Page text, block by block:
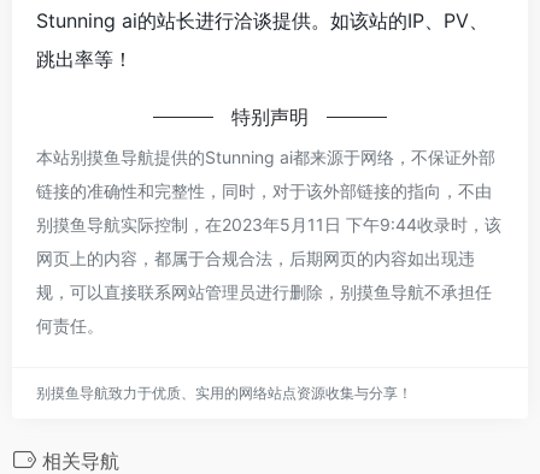
Stunning ai的站长进行洽谈提供。如该站的IP、PV、
跳出率等！
特别声明
本站别摸鱼导航提供的Stunning ai都来源于网络，不保证外部
链接的准确性和完整性，同时，对于该外部链接的指向，不由
别摸鱼导航实际控制，在2023年5月11日 下午9:44收录时，该
网页上的内容，都属于合规合法，后期网页的内容如出现违
规，可以直接联系网站管理员进行删除，别摸鱼导航不承担任
何责任。
别摸鱼导航致力于优质、实用的网络站点资源收集与分享！
相关导航